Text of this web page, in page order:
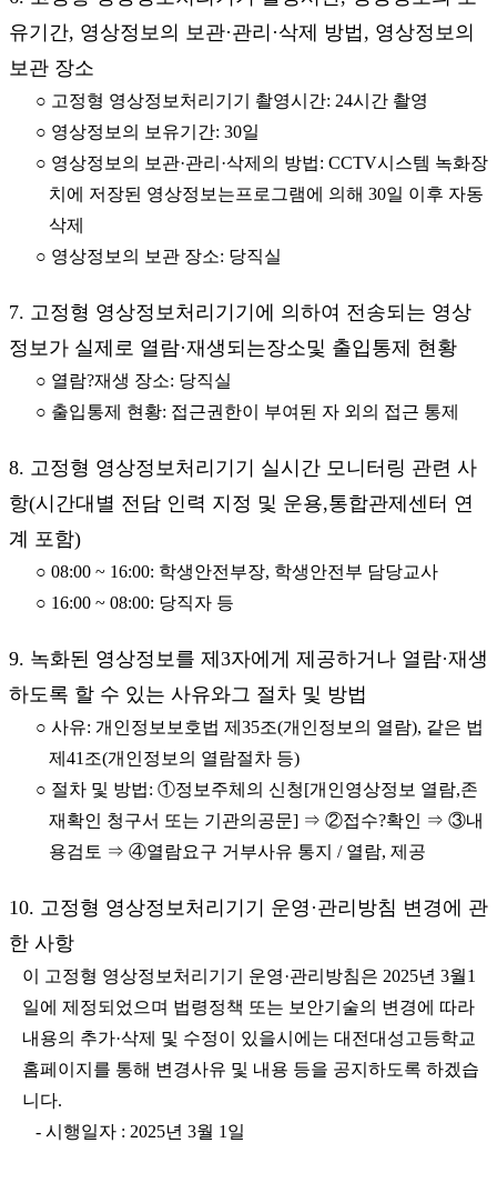
유기간, 영상정보의 보관·관리·삭제 방법, 영상정보의
보관 장소
○ 고정형 영상정보처리기기 촬영시간: 24시간 촬영
○ 영상정보의 보유기간: 30일
○ 영상정보의 보관·관리·삭제의 방법: CCTV시스템 녹화장
치에 저장된 영상정보는프로그램에 의해 30일 이후 자동
삭제
○ 영상정보의 보관 장소: 당직실
7. 고정형 영상정보처리기기에 의하여 전송되는 영상
정보가 실제로 열람·재생되는장소및 출입통제 현황
○ 열람?재생 장소: 당직실
○ 출입통제 현황: 접근권한이 부여된 자 외의 접근 통제
8. 고정형 영상정보처리기기 실시간 모니터링 관련 사
항(시간대별 전담 인력 지정 및 운용,통합관제센터 연
계 포함)
○ 08:00 ~ 16:00: 학생안전부장, 학생안전부 담당교사
○ 16:00 ~ 08:00: 당직자 등
9. 녹화된 영상정보를 제3자에게 제공하거나 열람·재생
하도록 할 수 있는 사유와그 절차 및 방법
○ 사유: 개인정보보호법 제35조(개인정보의 열람), 같은 법
제41조(개인정보의 열람절차 등)
○ 절차 및 방법: ①정보주체의 신청[개인영상정보 열람,존
재확인 청구서 또는 기관의공문] ⇒ ②접수?확인 ⇒ ③내
용검토 ⇒ ④열람요구 거부사유 통지 / 열람, 제공
10. 고정형 영상정보처리기기 운영·관리방침 변경에 관
한 사항
이 고정형 영상정보처리기기 운영·관리방침은 2025년 3월1
일에 제정되었으며 법령정책 또는 보안기술의 변경에 따라
내용의 추가·삭제 및 수정이 있을시에는 대전대성고등학교
홈페이지를 통해 변경사유 및 내용 등을 공지하도록 하겠습
니다.
- 시행일자 : 2025년 3월 1일